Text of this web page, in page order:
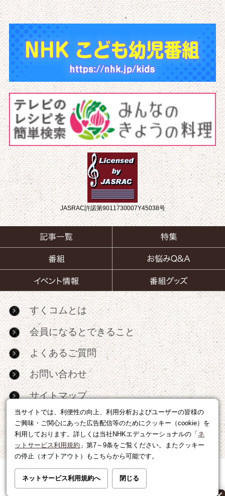
当サイトでは、利便性の向上、利用分析およびユーザーの皆様の
ご興味・ご関心にあった広告配信等のためにクッキー（cookie）を
利用しております。詳しくは当社NHKエデュケーショナルの「 ネ
ットサービス利用規約 」第7～9条をご覧ください。またクッキー
の停止（オプトアウト）もこちらから可能です。
ネットサービス利用規約へ 閉じる
JASRAC許諾第9011730007Y45038号
すくコムとは
会員になるとできること
よくあるご質問
お問い合わせ
サイトマップ
RSS
広告出稿・パートナーシップについて
利用規約|個人情報の取り扱いについて
運営会社|広告に関するお問い合わせ